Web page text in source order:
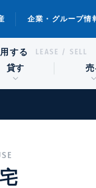
企業・グループ情
する LEASE / SELL
貸す 売